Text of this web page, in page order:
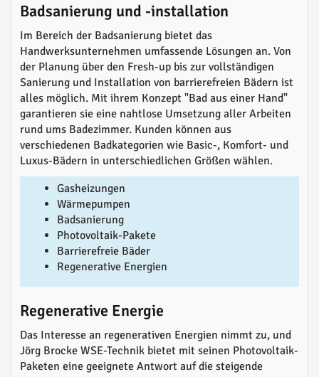
Badsanierung und -installation
Im Bereich der Badsanierung bietet das
Handwerksunternehmen umfassende Lösungen an. Von
der Planung über den Fresh-up bis zur vollständigen
Sanierung und Installation von barrierefreien Bädern ist
alles möglich. Mit ihrem Konzept "Bad aus einer Hand"
garantieren sie eine nahtlose Umsetzung aller Arbeiten
rund ums Badezimmer. Kunden können aus
verschiedenen Badkategorien wie Basic-, Komfort- und
Luxus-Bädern in unterschiedlichen Größen wählen.
Gasheizungen
Wärmepumpen
Badsanierung
Photovoltaik-Pakete
Barrierefreie Bäder
Regenerative Energien
Regenerative Energie
Das Interesse an regenerativen Energien nimmt zu, und
Jörg Brocke WSE-Technik bietet mit seinen Photovoltaik-
Paketen eine geeignete Antwort auf die steigende